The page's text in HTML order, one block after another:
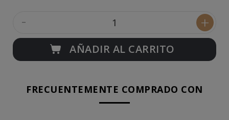
- +
AÑADIR AL CARRITO
FRECUENTEMENTE COMPRADO CON